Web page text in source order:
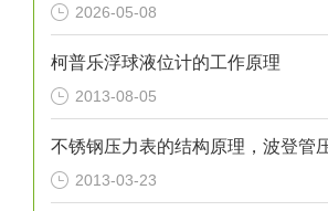
2026-05-08
柯普乐浮球液位计的工作原理
2013-08-05
2013-03-23